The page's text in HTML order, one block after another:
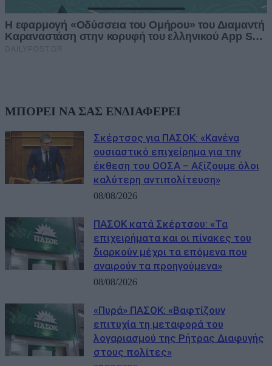
ΜΠΟΡΕΙ ΝΑ ΣΑΣ ΕΝΔΙΑΦΕΡΕΙ
Σκέρτσος για ΠΑΣΟΚ: «Κανένα
ουσιαστικό επιχείρημα για την
έκθεση του ΟΟΣΑ – Αξίζουμε όλοι
καλύτερη αντιπολίτευση»
08/08/2026
ΠΑΣΟΚ κατά Σκέρτσου: «Τα
επιχειρήματα και οι πίνακες του
διαρκούν μέχρι τα επόμενα που
αναιρούν τα προηγούμενα»
08/08/2026
«Πυρά» ΠΑΣΟΚ: «Βαφτίζουν
επιτυχία τη μεταφορά του
λογαριασμού της Ρήτρας Διαφυγής
στους πολίτες»